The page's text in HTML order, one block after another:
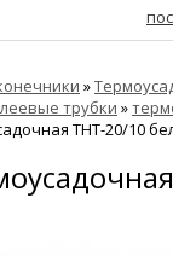
»
трубки »
ТНТ-20/10